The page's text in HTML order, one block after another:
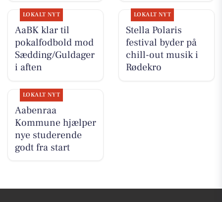
LOKALT NYT
AaBK klar til
pokalfodbold mod
Sædding/Guldager
i aften
LOKALT NYT
Stella Polaris
festival byder på
chill-out musik i
Rødekro
LOKALT NYT
Aabenraa
Kommune hjælper
nye studerende
godt fra start